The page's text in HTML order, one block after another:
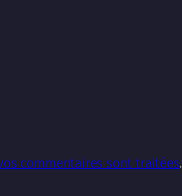
commentaires sont traitées.